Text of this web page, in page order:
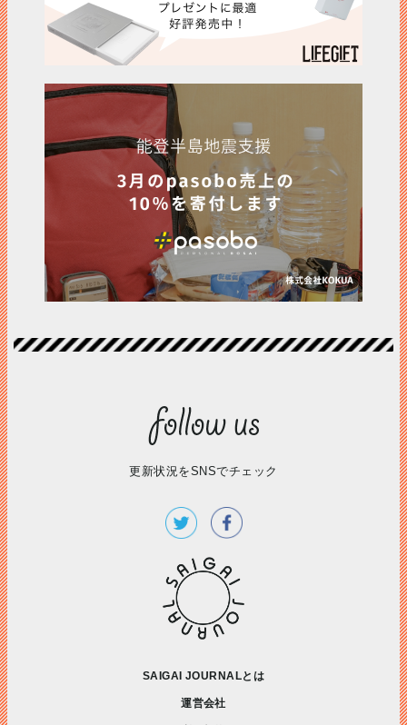
更新状況をSNSでチェック
SAIGAI JOURNALとは
運営会社